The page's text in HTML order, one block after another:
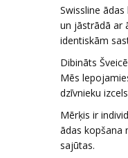
Swissline
un jāstrādā ar
identiskām
Dibināts
Mēs
dzīvnieku
Mērķis ir
ādas kopšana
sajūtas.